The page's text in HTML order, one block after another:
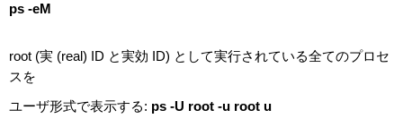
ps -eM
root (実 (real) ID と実効 ID) として実行されている全てのプロセ
スを
ユーザ形式で表示する: ps -U root -u root u